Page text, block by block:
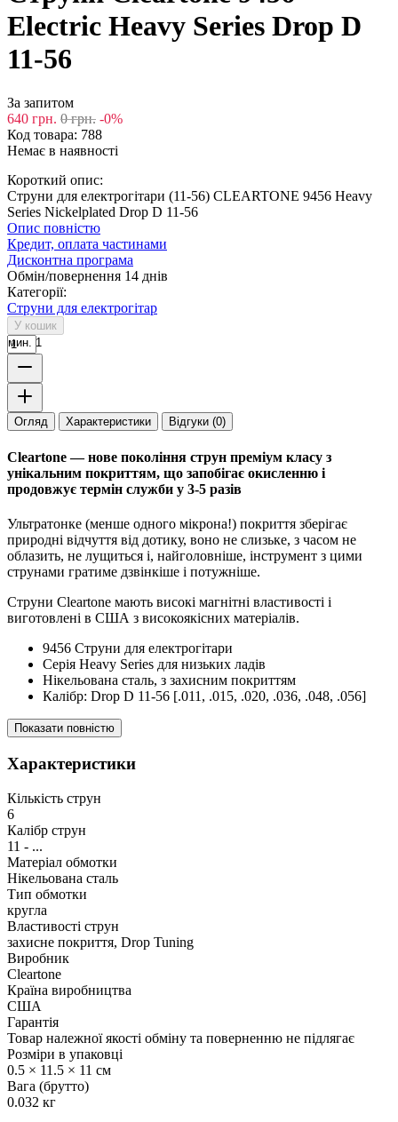
Electric Heavy Series Drop D
11-56
За запитом
640 грн. 0 грн. -0%
Код товара: 788
Немає в наявності
Короткий опис:
Струни для електрогітари (11-56) CLEARTONE 9456 Heavy
Series Nickelplated Drop D 11-56
Опис повністю
Кредит, оплата частинами
Дисконтна програма
Обмін/повернення 14 днів
Категорії:
Струни для електрогітар
У кошик
мин. 1
Огляд Характеристики Відгуки (0)
Cleartone — нове покоління струн преміум класу з
унікальним покриттям, що запобігає окисленню і
продовжує термін служби у 3-5 разів
Ультратонке (менше одного мікрона!) покриття зберігає
природні відчуття від дотику, воно не слизьке, з часом не
облазить, не лущиться і, найголовніше, інструмент з цими
струнами гратиме дзвінкіше і потужніше.
Струни Cleartone мають високі магнітні властивості і
виготовлені в США з високоякісних матеріалів.
9456 Струни для електрогітари
Серія Heavy Series для низьких ладів
Нікельована сталь, з захисним покриттям
Калібр: Drop D 11-56 [.011, .015, .020, .036, .048, .056]
Показати повністю
Характеристики
Кількість струн
6
Калібр струн
11 - ...
Матеріал обмотки
Нікельована сталь
Тип обмотки
кругла
Властивості струн
захисне покриття, Drop Tuning
Виробник
Cleartone
Країна виробництва
США
Гарантія
Товар належної якості обміну та поверненню не підлягає
Розміри в упаковці
0.5 × 11.5 × 11 см
Вага (брутто)
0.032 кг